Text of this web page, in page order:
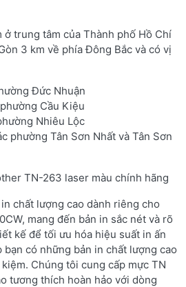
ở trung tâm của Thành phố Hồ Chí
3 km về phía Đông Bắc và có vị
Đức Nhuận
Cầu Kiệu
Nhiêu Lộc
phường Tân Sơn Nhất và Tân Sơn
TN-263 laser màu chính hãng
chất lượng cao dành riêng cho
mang đến bản in sắc nét và rõ
kế để tối ưu hóa hiệu suất in ấn
có những bản in chất lượng cao
Chúng tôi cung cấp mực TN
tương thích hoàn hảo với dòng